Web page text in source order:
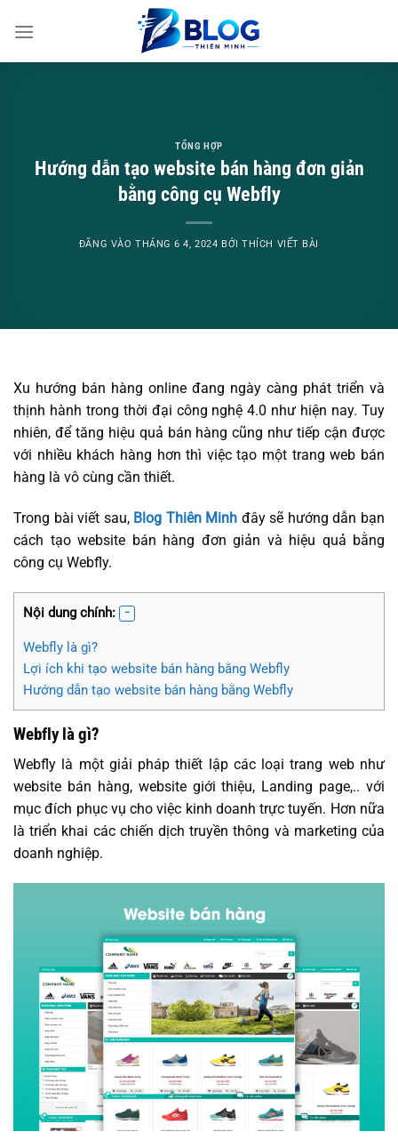
qua
TỔNG HỢP
Hướng dẫn tạo website bán hàng đơn giản
bằng công cụ Webfly
ĐĂNG VÀO THÁNG 6 4, 2024 BỞITHÍCH VIẾT BÀI
Xu hướng bán hàng online đang ngày càng phát triển và
thịnh hành trong thời đại công nghệ 4.0 như hiện nay. Tuy
nhiên, để tăng hiệu quả bán hàng cũng như tiếp cận được
với nhiều khách hàng hơn thì việc tạo một trang web bán
hàng là vô cùng cần thiết.
Trong bài viết sau, Blog Thiên Minh đây sẽ hướng dẫn bạn
cách tạo website bán hàng đơn giản và hiệu quả bằng
công cụ Webfly.
Nội dung chính:
Webfly là gì?
Lợi ích khi tạo website bán hàng bằng Webfly
Hướng dẫn tạo website bán hàng bằng Webfly
Webfly là gì?
Webfly là một giải pháp thiết lập các loại trang web như
website bán hàng, website giới thiệu, Landing page,.. với
mục đích phục vụ cho việc kinh doanh trực tuyến. Hơn nữa
là triển khai các chiến dịch truyền thông và marketing của
doanh nghiệp.